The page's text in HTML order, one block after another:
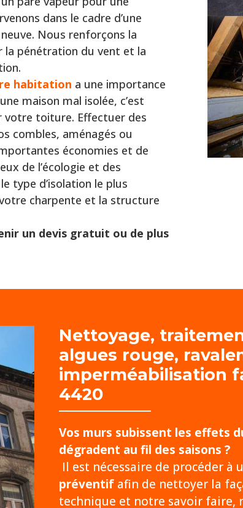
dans le cadre d’une
Nous renforçons la
la pénétration du vent et la
habitation a une importance
maison mal isolée, c’est
votre toiture. Effectuer des
combles, aménagés ou
économies et de
de l’écologie et des
type d’isolation le plus
charpente et la structure
un devis gratuit ou de plus
Nettoyage,
algues rouge, r
imperméabilisation
4420
Vos murs subissent les effets
dégradent au fil des saisons ?
Il est nécessaire de procéder à
préventifafin de nettoyer la
technique et notre savoir faire,